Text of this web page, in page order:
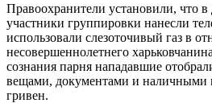
Правоохранители установили, что в
участники группировки нанесли
использовали слезоточивый газ в
несовершеннолетнего
сознания парня нападавшие
вещами, документами и наличными
гривен.